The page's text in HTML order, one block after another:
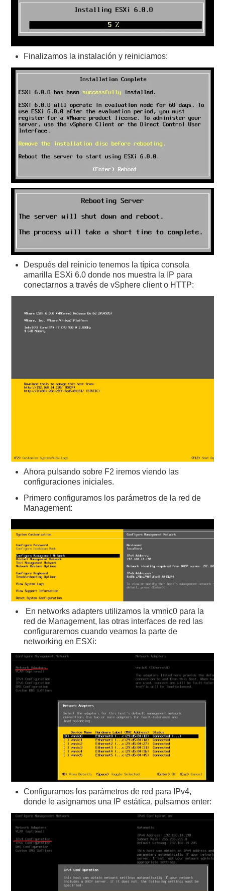
Finalizamos la instalación y reiniciamos:
Después del reinicio tenemos la típica consola
amarilla ESXi 6.0 donde nos muestra la IP para
conectarnos a través de vSphere client o HTTP:
Ahora pulsando sobre F2 iremos viendo las
configuraciones iniciales.
Primero configuramos los parámetros de la red de
Management:
En networks adapters utilizamos la vmnic0 para la
red de Management, las otras interfaces de red las
configuraremos cuando veamos la parte de
networking en ESXi:
Configuramos los parámetros de red para IPv4,
donde le asignamos una IP estática, pulsamos enter: